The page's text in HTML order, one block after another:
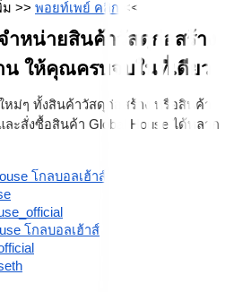
ม >> พอยท์เพย์ คลิก <<
หน่ายสินค้าวัสดุก่อสร้าง
ให้คุณครบจบในที่เดียว
ม่ๆ ทั้งสินค้าวัสดุก่อสร้าง หรือสินค้า
ะสั่งซื้อสินค้า Global House ได้หลาก
โกลบอลเฮ้าส์
โกลบอลเฮ้าส์